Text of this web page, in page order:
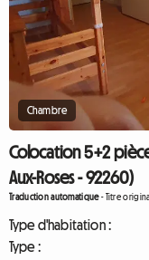
Chambre
Colocation 5+2
Aux-Roses - 92260)
Traduction automatique-Titre original
Type d'habitation :
Type :